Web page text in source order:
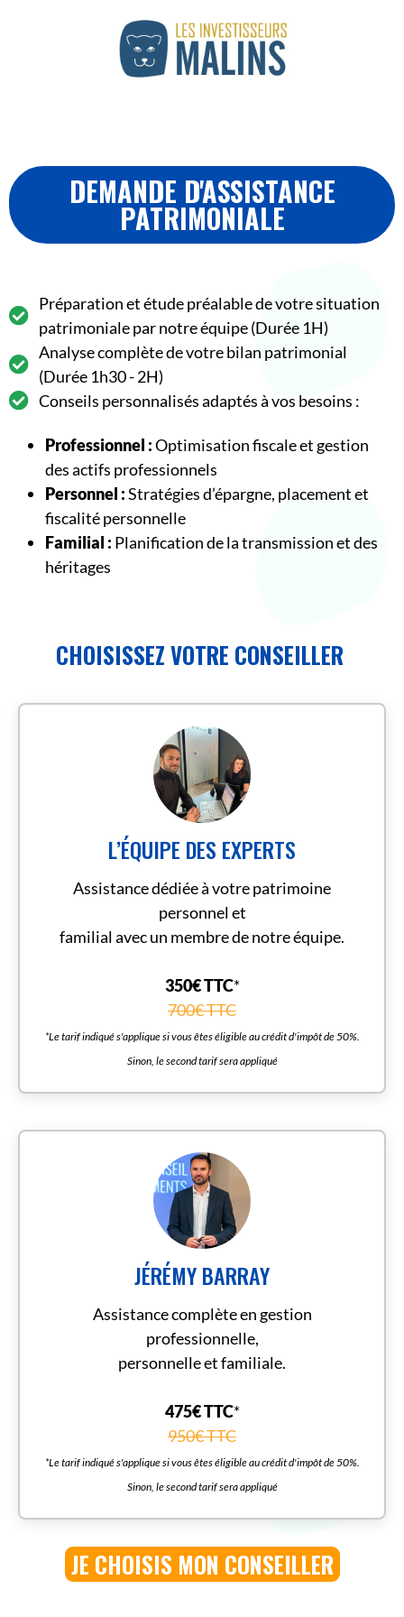
DEMANDE D'ASSISTANCE
PATRIMONIALE
Préparation et étude préalable de votre situation
patrimoniale par notre équipe (Durée 1H)
Analyse complète de votre bilan patrimonial
(Durée 1h30 - 2H)
Conseils personnalisés adaptés à vos besoins :
Professionnel :Optimisation fiscale et gestion
des actifs professionnels
Personnel :Stratégies d’épargne, placement et
fiscalité personnelle
Familial : Planification de la transmission et des
héritages
CHOISISSEZ VOTRE CONSEILLER
L’ÉQUIPE DES EXPERTS
Assistance dédiée à votre patrimoine
personnel et
familial avec un membre de notre équipe.
350€ TTC*
700€ TTC
*Le tarif indiqué s'applique si vous êtes éligible au crédit d'impôt de 50%.
Sinon, le second tarif sera appliqué
JÉRÉMY BARRAY
Assistance complète en gestion
professionnelle,
personnelle et familiale.
475€ TTC*
950€ TTC
*Le tarif indiqué s'applique si vous êtes éligible au crédit d'impôt de 50%.
Sinon, le second tarif sera appliqué
JE CHOISIS MON CONSEILLER